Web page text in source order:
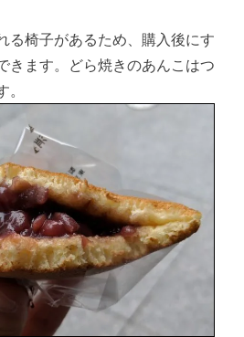
る椅子があるため、購入後にす
きます。どら焼きのあんこはつ
。